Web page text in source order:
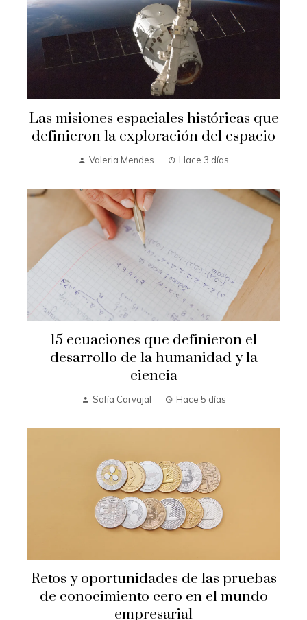
Las misiones espaciales históricas que
definieron la exploración del espacio
Valeria Mendes Hace 3 días
15 ecuaciones que definieron el
desarrollo de la humanidad y la
ciencia
Sofía Carvajal Hace 5 días
Retos y oportunidades de las pruebas
de conocimiento cero en el mundo
empresarial